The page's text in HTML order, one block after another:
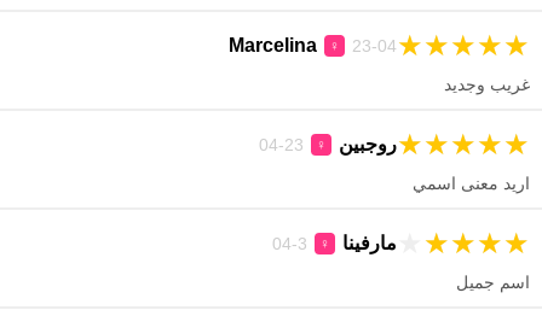
Marcelina ♀ 23-04 ★
★
★
★
★
غريب وجديد
روجبين ♀
23-04 ★
★
★
★
★
اريد معنى اسمي
مارفينا ♀
3-04 ★
★
★
★
اسم جميل